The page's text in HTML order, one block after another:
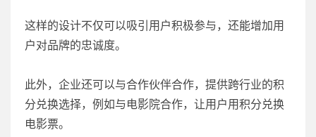
这样的设计不仅可以吸引用户积极参与，还能增加用
户对品牌的忠诚度。
此外，企业还可以与合作伙伴合作，提供跨行业的积
分兑换选择，例如与电影院合作，让用户用积分兑换
电影票。